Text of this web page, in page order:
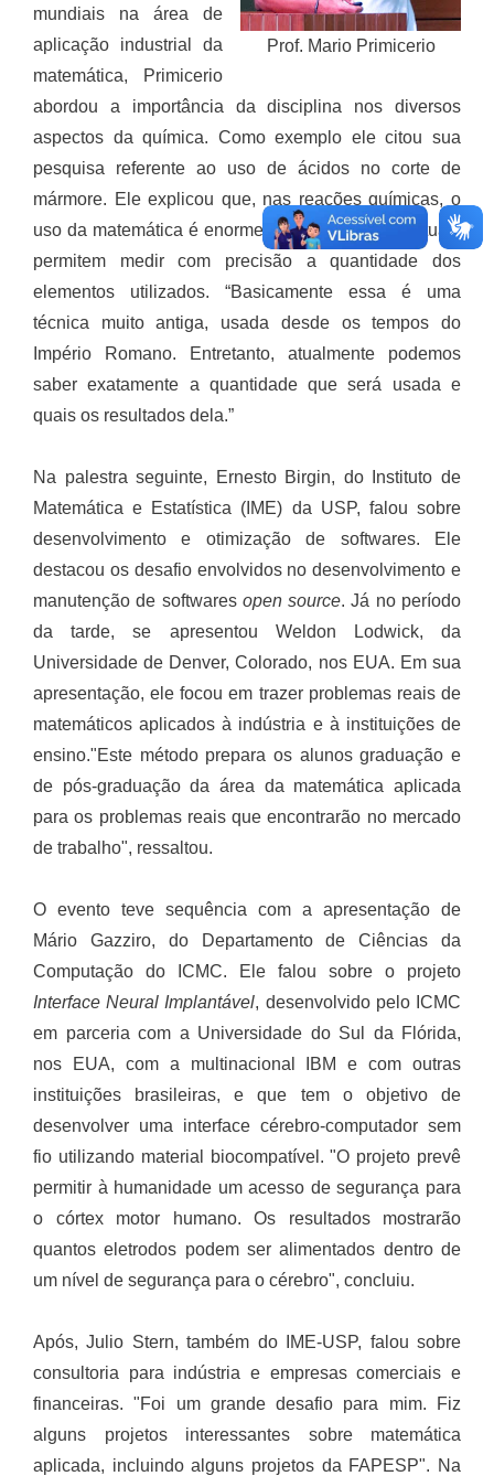
Prof. Mario Primicerio
mundiais na área de
aplicação industrial da
matemática, Primicerio
abordou a importância da disciplina nos diversos
aspectos da química. Como exemplo ele citou sua
pesquisa referente ao uso de ácidos no corte de
mármore. Ele explicou que, nas reações químicas, o
uso da matemática é enorme e que as técnicas atuais
permitem medir com precisão a quantidade dos
elementos utilizados. “Basicamente essa é uma
técnica muito antiga, usada desde os tempos do
Império Romano. Entretanto, atualmente podemos
saber exatamente a quantidade que será usada e
quais os resultados dela.”
Na palestra seguinte, Ernesto Birgin, do Instituto de
Matemática e Estatística (IME) da USP, falou sobre
desenvolvimento e otimização de softwares. Ele
destacou os desafio envolvidos no desenvolvimento e
manutenção de softwares open source. Já no período
da tarde, se apresentou Weldon Lodwick, da
Universidade de Denver, Colorado, nos EUA. Em sua
apresentação, ele focou em trazer problemas reais de
matemáticos aplicados à indústria e à instituições de
ensino."Este método prepara os alunos graduação e
de pós-graduação da área da matemática aplicada
para os problemas reais que encontrarão no mercado
de trabalho", ressaltou.
O evento teve sequência com a apresentação de
Mário Gazziro, do Departamento de Ciências da
Computação do ICMC. Ele falou sobre o projeto
Interface Neural Implantável, desenvolvido pelo ICMC
em parceria com a Universidade do Sul da Flórida,
nos EUA, com a multinacional IBM e com outras
instituições brasileiras, e que tem o objetivo de
desenvolver uma interface cérebro-computador sem
fio utilizando material biocompatível. "O projeto prevê
permitir à humanidade um acesso de segurança para
o córtex motor humano. Os resultados mostrarão
quantos eletrodos podem ser alimentados dentro de
um nível de segurança para o cérebro", concluiu.
Após, Julio Stern, também do IME-USP, falou sobre
consultoria para indústria e empresas comerciais e
financeiras. "Foi um grande desafio para mim. Fiz
alguns projetos interessantes sobre matemática
aplicada, incluindo alguns projetos da FAPESP". Na